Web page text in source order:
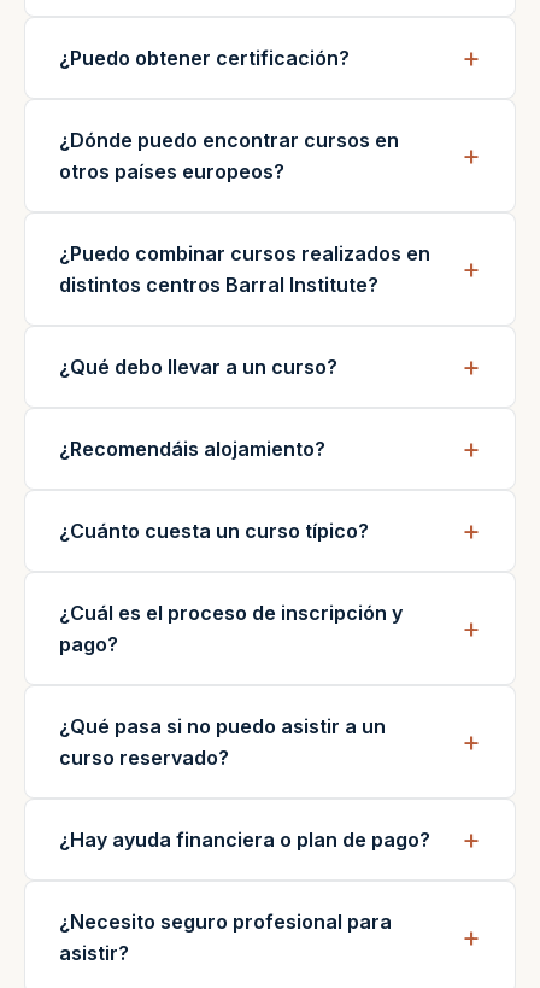
¿Puedo obtener certificación?
¿Dónde puedo encontrar cursos en
otros países europeos?
¿Puedo combinar cursos realizados en
distintos centros Barral Institute?
¿Qué debo llevar a un curso?
¿Recomendáis alojamiento?
¿Cuánto cuesta un curso típico?
¿Cuál es el proceso de inscripción y
pago?
¿Qué pasa si no puedo asistir a un
curso reservado?
¿Hay ayuda financiera o plan de pago?
¿Necesito seguro profesional para
asistir?